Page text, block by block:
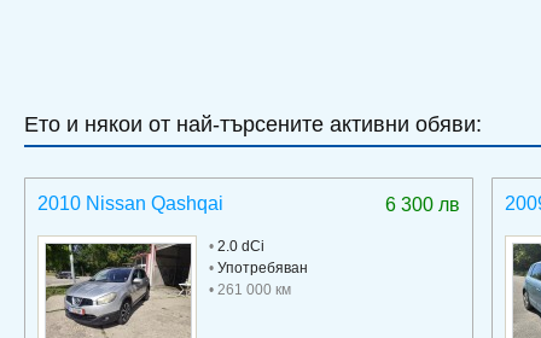
Ето и някои от най-търсените активни обяви:
6 300 лв
2010 Nissan Qashqai
• 2.0 dCi
• Употребяван
• 261 000 км